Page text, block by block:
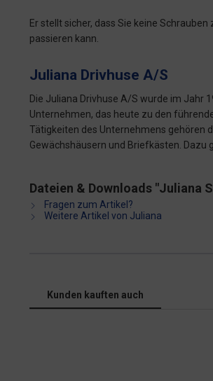
Er stellt sicher, dass Sie keine
passieren kann.
Juliana Drivhuse A/S
Die Juliana Drivhuse A/S wurde im Jahr
Unternehmen, das heute zu den
Tätigkeiten des Unternehmens gehören
Gewächshäusern und Briefkästen. Dazu
Dateien & Downloads "Juliana
Fragen zum Artikel?
Weitere Artikel von Juliana
Kunden kauften auch